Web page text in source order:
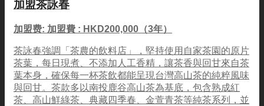
加盟茶詠春
加盟费: 加盟費 : HKD200,000（3年）
茶詠春強調「茶農的飲料店」，堅持使用自家茶園的原片
茶葉，每日現煮、不添加人工香精，讓茶香與回甘來自茶
葉本身，確保每一杯茶飲都能呈現台灣高山茶的純粹風味
與回甘。茶款多以南投鹿谷高山茶為基底，包含熟成紅
茶、高山鮮綠茶、典藏四季春、金萱青茶等純茶系列，並